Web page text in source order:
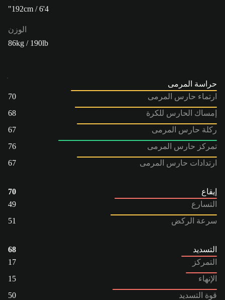
192cm / 6'4"
الوزن
86kg / 190lb
حراسة المرمى
ارتماء حارس المرمى
70
إمساك الحارس للكرة
68
ركلة حارس المرمى
67
تمركز حارس المرمى
76
ارتدادات حارس المرمى
67
إيقاع
70
التسارع
49
سرعة الركض
51
التسديد
68
التمركز
17
الإنهاء
15
قوة التسديد
50